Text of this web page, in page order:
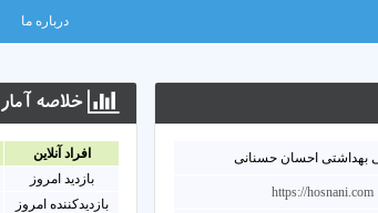
درباره ما
بهداشتی احسان حسنانی
https://hosnani.com
خلاصه آمار
افراد آنلاين
بازدید امروز
بازدیدکننده امروز